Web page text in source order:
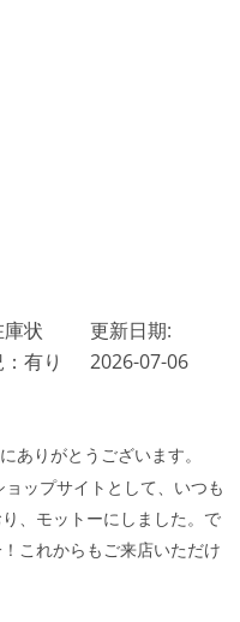
状
有り
更新日期:
2026-07-06
ありがとうございます。
ップサイトとして、いつも
、モットーにしました。で
これからもご来店いただけ